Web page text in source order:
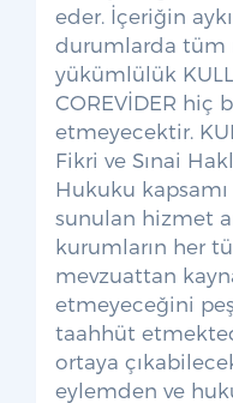
eder. İçeriğin
durumlarda tüm
yükümlülük
COREVİDER hiç
etmeyecektir.
Fikri ve Sınai
Hukuku
sunulan hizmet
kurumların her
mevzuattan
etmeyeceğini
taahhüt
ortaya
eylemden ve